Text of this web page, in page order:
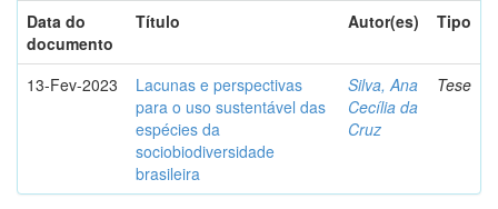
Data do
documento
Título Autor(es) Tipo
13-Fev-2023
Lacunas e perspectivas
para o uso sustentável das
espécies da
sociobiodiversidade
brasileira
Silva, Ana
Cecília da
Cruz
Tese